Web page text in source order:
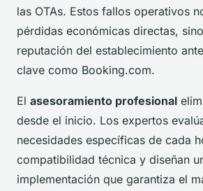
las OTAs. Estos fallos operativos
pérdidas económicas directas,
reputación del establecimiento
clave como Booking.com.
El asesoramiento profesional
desde el inicio. Los expertos
necesidades específicas de cada
compatibilidad técnica y diseñan
implementación que garantiza el